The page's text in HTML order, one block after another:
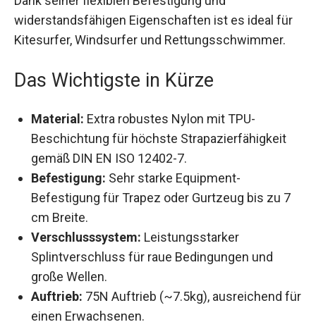
Dank seiner flexiblen Befestigung und
widerstandsfähigen Eigenschaften ist es ideal
für Kitesurfer, Windsurfer und
Rettungsschwimmer.
Das Wichtigste in Kürze
Material:Extra robustes Nylon mit TPU-
Beschichtung für höchste Strapazierfähigkeit
gemäß DIN EN ISO 12402-7.
Befestigung: Sehr starke Equipment-
Befestigung für Trapez oder Gurtzeug bis zu 7
cm Breite.
Verschlusssystem:Leistungsstarker
Splintverschluss für raue Bedingungen und
große Wellen.
Auftrieb:75N Auftrieb (~7.5kg), ausreichend